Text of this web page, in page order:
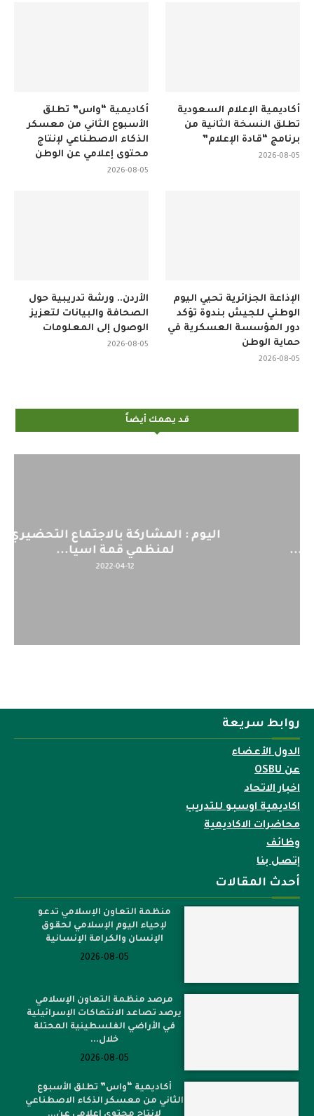
أكاديمية “واس” تطلق
الأسبوع الثاني من معسكر
الذكاء الاصطناعي لإنتاج
محتوى إعلامي عن الوطن
2026-08-05
أكاديمية الإعلام السعودية
تطلق النسخة الثانية من
برنامج “قادة الإعلام”
2026-08-05
الأردن.. ورشة تدريبية حول
الصحافة والبيانات لتعزيز
الوصول إلى المعلومات
2026-08-05
الإذاعة الجزائرية تحيي اليوم
الوطني للجيش بندوة تؤكد
دور المؤسسة العسكرية في
حماية الوطن
2026-08-05
قد يهمك أيضاً
اليوم : المشاركة بالاجتماع التحضيري
لمنظمي قمة اسيا...
روابط سريعة
الدول الأعضاء
عن OSBU
اخبار الاتحاد
اكاديمية اوسبو للتدريب
محاضرات الاكاديمية
وظائف
إتصل بنا
أحدث المقالات
منظمة التعاون الإسلامي تدعو
لإحياء اليوم الإسلامي لحقوق
الإنسان والكرامة الإنسانية
2026-08-05
مرصد منظمة التعاون الإسلامي
يرصد تصاعد الانتهاكات الإسرائيلية
في الأراضي الفلسطينية المحتلة
خلال...
2026-08-05
أكاديمية “واس” تطلق الأسبوع
الثاني من معسكر الذكاء الاصطناعي